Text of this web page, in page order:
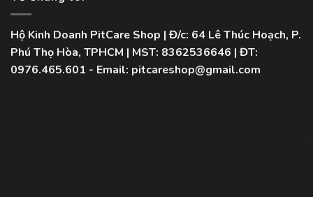
Hộ Kinh Doanh PitCare Shop | Đ/c: 64 Lê Thúc Hoạch, P.
Phú Thọ Hòa, TPHCM | MST: 8362536646 | ĐT:
0976.465.601 - Email: pitcareshop@gmail.com